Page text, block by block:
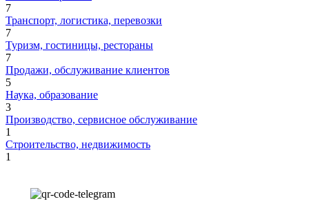
7
Транспорт, логистика, перевозки
7
Туризм, гостиницы, рестораны
7
Продажи, обслуживание клиентов
5
Наука, образование
3
Производство, сервисное обслуживание
1
Строительство, недвижимость
1